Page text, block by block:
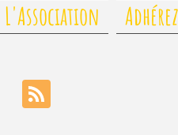
L'Association